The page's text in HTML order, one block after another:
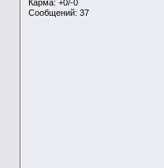
Карма: +0/-0
Сообщений: 37